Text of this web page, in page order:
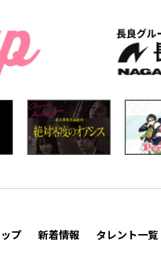
ップ 新着情報 タレント一覧